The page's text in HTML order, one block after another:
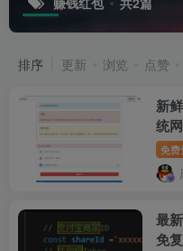
排序 更新 浏览 点赞
新
统
API
免费
最
免